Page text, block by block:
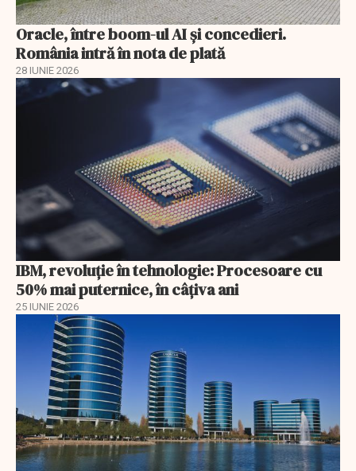
Oracle, între boom-ul AI și concedieri.
România intră în nota de plată
28 IUNIE 2026
IBM, revoluţie în tehnologie: Procesoare cu
50% mai puternice, în câţiva ani
25 IUNIE 2026